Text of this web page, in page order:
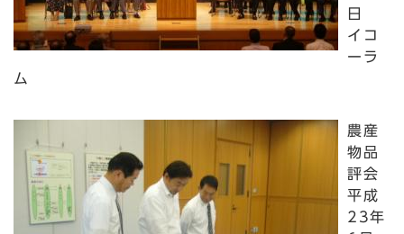
日
イコ
ーラ
ム
農産
物品
評会
平成
23年